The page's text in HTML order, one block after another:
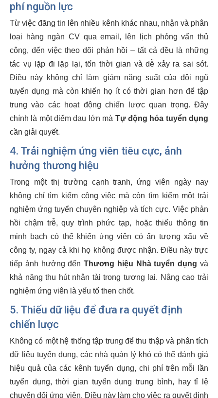
phí nguồn lực
Từ việc đăng tin lên nhiều kênh khác nhau, nhận và phân
loại hàng ngàn CV qua email, lên lịch phỏng vấn thủ
công, đến việc theo dõi phản hồi – tất cả đều là những
tác vụ lặp đi lặp lại, tốn thời gian và dễ xảy ra sai sót.
Điều này không chỉ làm giảm năng suất của đội ngũ
tuyển dụng mà còn khiến họ ít có thời gian hơn để tập
trung vào các hoạt động chiến lược quan trọng. Đây
chính là một điểm đau lớn mà Tự động hóa tuyển dụng
cần giải quyết.
4. Trải nghiệm ứng viên tiêu cực, ảnh
hưởng thương hiệu
Trong một thị trường cạnh tranh, ứng viên ngày nay
không chỉ tìm kiếm công việc mà còn tìm kiếm một trải
nghiệm ứng tuyển chuyên nghiệp và tích cực. Việc phản
hồi chậm trễ, quy trình phức tạp, hoặc thiếu thông tin
minh bạch có thể khiến ứng viên có ấn tượng xấu về
công ty, ngay cả khi họ không được nhận. Điều này trực
tiếp ảnh hưởng đếnThương hiệu Nhà tuyển dụng và
khả năng thu hút nhân tài trong tương lai. Nâng cao trải
nghiệm ứng viên là yếu tố then chốt.
5. Thiếu dữ liệu để đưa ra quyết định
chiến lược
Không có một hệ thống tập trung để thu thập và phân tích
dữ liệu tuyển dụng, các nhà quản lý khó có thể đánh giá
hiệu quả của các kênh tuyển dụng, chi phí trên mỗi lần
tuyển dụng, thời gian tuyển dụng trung bình, hay tỉ lệ
chuyển đổi ứng viên. Điều này làm cho việc ra quyết định